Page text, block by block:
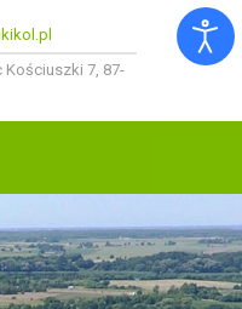
Kościuszki 7, 87-